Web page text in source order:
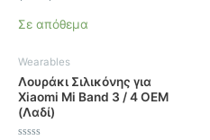
Σε απόθεμα
Wearables
Λουράκι Σιλικόνης για
Xiaomi Mi Band 3 / 4 OEM
(Λαδί)